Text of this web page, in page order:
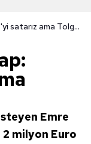
Alanyaspor'dan Galatasaray'a cevap: "Emre'yi satarız ama Tolga'yı almayız"
Emre
milyon Euro